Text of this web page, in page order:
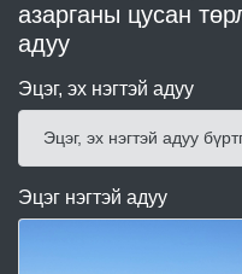
азарганы цусан
адуу
Эцэг, эх нэгтэй адуу
Эцэг, эх нэгтэй адуу
Эцэг нэгтэй адуу